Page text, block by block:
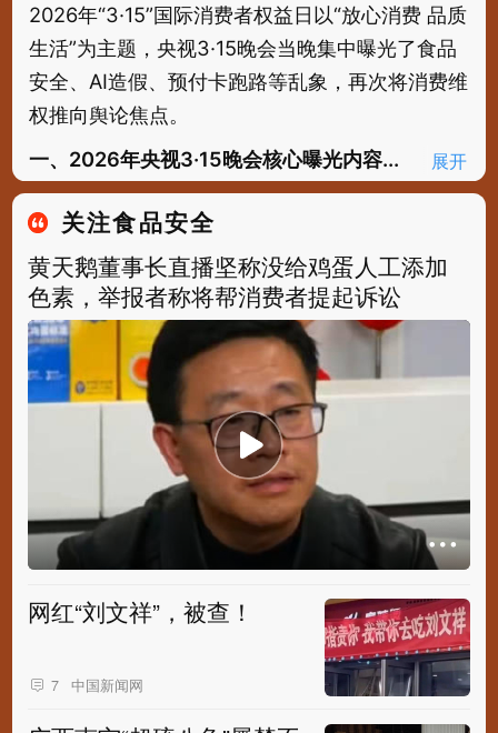
2026年“3·15”国际消费者权益日以“放心消费 品质
生活”为主题，央视3·15晚会当晚集中曝光了食品
安全、AI造假、预付卡跑路等乱象，再次将消费维
权推向舆论焦点。
一、2026年央视3·15晚会核心曝光内容...展开
关注食品安全
黄天鹅董事长直播坚称没给鸡蛋人工添加
色素，举报者称将帮消费者提起诉讼
网红“刘文祥”，被查！
7 中国新闻网